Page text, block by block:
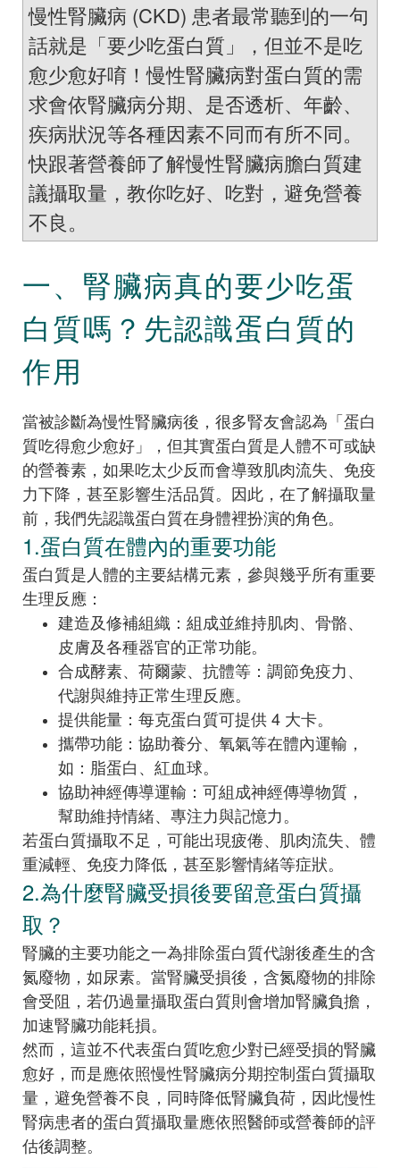
慢性腎臟病 (CKD) 患者最常聽到的一句
話就是「要少吃蛋白質」，但並不是吃
愈少愈好唷！慢性腎臟病對蛋白質的需
求會依腎臟病分期、是否透析、年齡、
疾病狀況等各種因素不同而有所不同。
快跟著營養師了解慢性腎臟病膽白質建
議攝取量，教你吃好、吃對，避免營養
不良。
一、腎臟病真的要少吃蛋
白質嗎？先認識蛋白質的
作用
當被診斷為慢性腎臟病後，很多腎友會認為「蛋白
質吃得愈少愈好」，但其實蛋白質是人體不可或缺
的營養素，如果吃太少反而會導致肌肉流失、免疫
力下降，甚至影響生活品質。因此，在了解攝取量
前，我們先認識蛋白質在身體裡扮演的角色。
1.蛋白質在體內的重要功能
蛋白質是人體的主要結構元素，參與幾乎所有重要
生理反應：
建造及修補組織：組成並維持肌肉、骨骼、
皮膚及各種器官的正常功能。
合成酵素、荷爾蒙、抗體等：調節免疫力、
代謝與維持正常生理反應。
提供能量：每克蛋白質可提供 4 大卡。
攜帶功能：協助養分、氧氣等在體內運輸，
如：脂蛋白、紅血球。
協助神經傳導運輸：可組成神經傳導物質，
幫助維持情緒、專注力與記憶力。
若蛋白質攝取不足，可能出現疲倦、肌肉流失、體
重減輕、免疫力降低，甚至影響情緒等症狀。
2.為什麼腎臟受損後要留意蛋白質攝
取？
腎臟的主要功能之一為排除蛋白質代謝後產生的含
氮廢物，如尿素。當腎臟受損後，含氮廢物的排除
會受阻，若仍過量攝取蛋白質則會增加腎臟負擔，
加速腎臟功能耗損。
然而，這並不代表蛋白質吃愈少對已經受損的腎臟
愈好，而是應依照慢性腎臟病分期控制蛋白質攝取
量，避免營養不良，同時降低腎臟負荷，因此慢性
腎病患者的蛋白質攝取量應依照醫師或營養師的評
估後調整。